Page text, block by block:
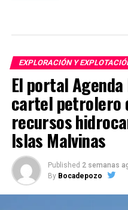
EXPLORACIÓN Y
El portal
cartel petrolero
recursos
Islas Malvinas
Published 2 semanas
By Bocadepozo